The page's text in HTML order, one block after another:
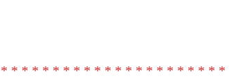
* * * * * * * * * * * * * * * * * * * *